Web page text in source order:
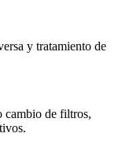
y tratamiento de
cambio de filtros,